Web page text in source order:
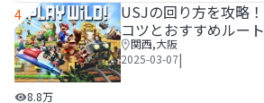
4
USJの回り方を攻略！効率よく楽し
8.8万
USJの回り方を攻略
コツとおすすめルート
関西,大阪
2025-03-07|